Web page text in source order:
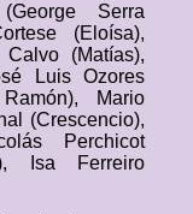
Serra
(Eloísa),
(Matías),
Luis Ozores
Mario
(Crescencio),
Perchicot
Isa Ferreiro